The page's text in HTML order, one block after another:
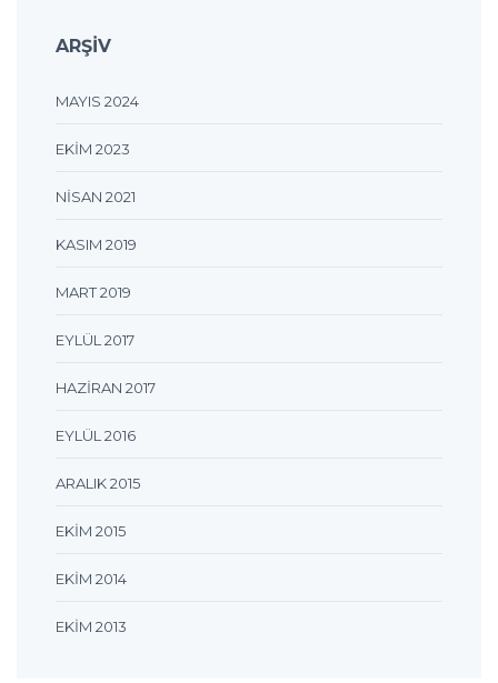
ARŞIV
MAYIS 2024
EKIM 2023
NISAN 2021
KASIM 2019
MART 2019
EYLÜL 2017
HAZIRAN 2017
EYLÜL 2016
ARALIK 2015
EKIM 2015
EKIM 2014
EKIM 2013